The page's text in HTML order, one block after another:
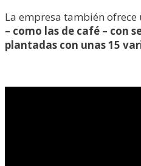
La empresa también ofrece
– como las de café – con
plantadas con unas 15